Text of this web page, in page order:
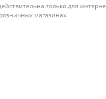
только для
магазинах